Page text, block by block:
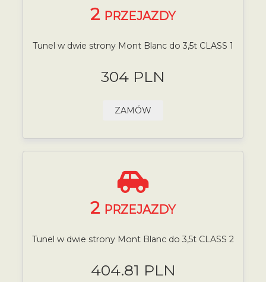
2 PRZEJAZDY
Tunel w dwie strony Mont Blanc do 3,5t CLASS 1
304 PLN
ZAMÓW
2 PRZEJAZDY
Tunel w dwie strony Mont Blanc do 3,5t CLASS 2
404.81 PLN